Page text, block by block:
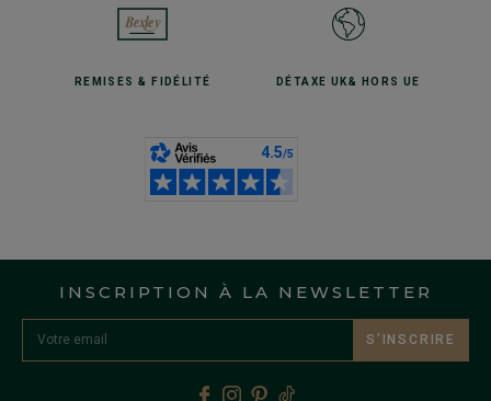
REMISES& FIDÉLITÉ DÉTAXE UK& HORS UE
INSCRIPTION À LA NEWSLETTER
S’INSCRIRE